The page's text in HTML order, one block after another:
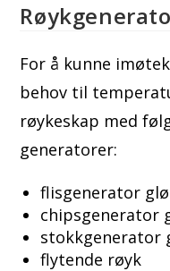
For å kunne
behov til
røykeskap med
generatorer:
flisgenerator
chipsgenerator
stokkgenerator
flytende røyk